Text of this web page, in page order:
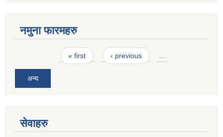
नमुना फारमहरु
« first ‹ previous
अन्य
सेवाहरु